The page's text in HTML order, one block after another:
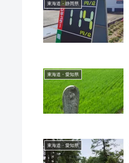
東海道・静岡県
東海道・愛知県
東海道・愛知県